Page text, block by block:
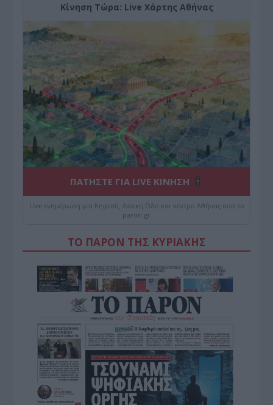
Κίνηση Τώρα: Live Χάρτης Αθήνας
ΠΑΤΗΣΤΕ ΓΙΑ LIVE ΚΙΝΗΣΗ
Live ενημέρωση για Κηφισό, Αττική Οδό και κέντρο Αθήνας από το
paron.gr
ΤΟ ΠΑΡΟΝ ΤΗΣ ΚΥΡΙΑΚΗΣ